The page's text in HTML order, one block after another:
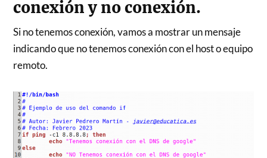
conexión y no conexión.
Si no tenemos conexión, vamos a mostrar un mensaje
indicando que no tenemos conexión con el host o equipo
remoto.